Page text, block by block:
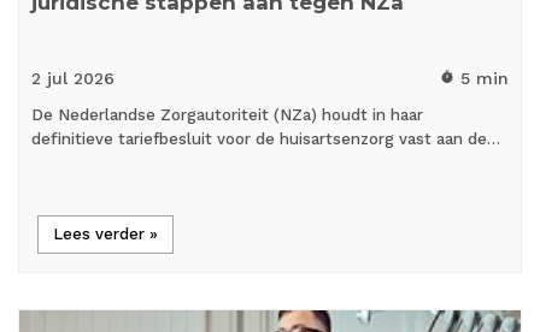
2 jul 2026 timer 5 min
De Nederlandse Zorgautoriteit (NZa) houdt in haar
definitieve tariefbesluit voor de huisartsenzorg vast aan de…
Lees verder »